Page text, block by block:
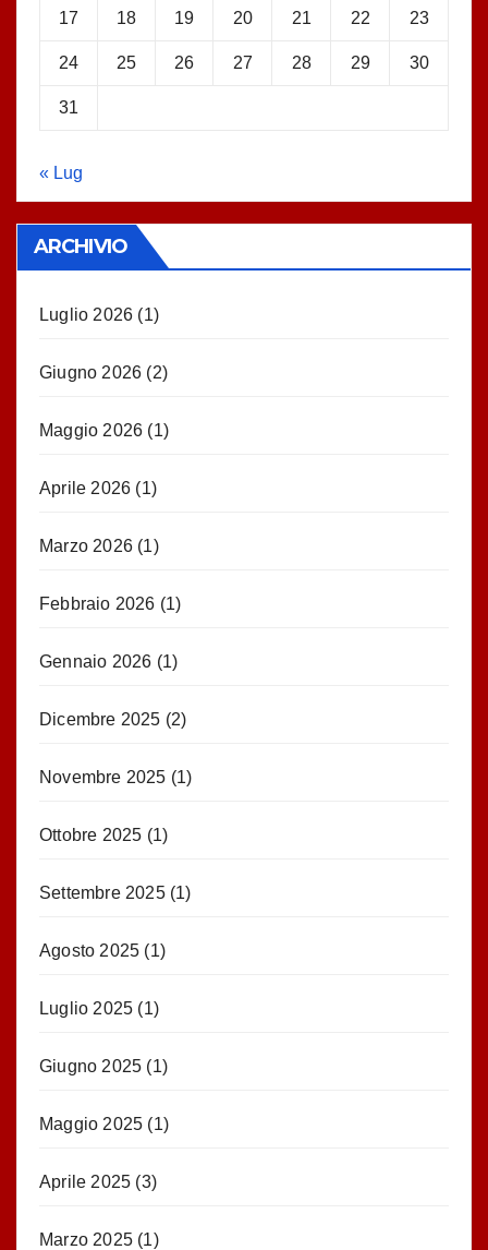
17 18 19 20 21 22 23
24 25 26 27 28 29 30
31
« Lug
ARCHIVIO
Luglio 2026 (1)
Giugno 2026 (2)
Maggio 2026 (1)
Aprile 2026 (1)
Marzo 2026 (1)
Febbraio 2026 (1)
Gennaio 2026 (1)
Dicembre 2025 (2)
Novembre 2025 (1)
Ottobre 2025 (1)
Settembre 2025(1)
Agosto 2025 (1)
Luglio 2025 (1)
Giugno 2025 (1)
Maggio 2025 (1)
Aprile 2025 (3)
Marzo 2025 (1)